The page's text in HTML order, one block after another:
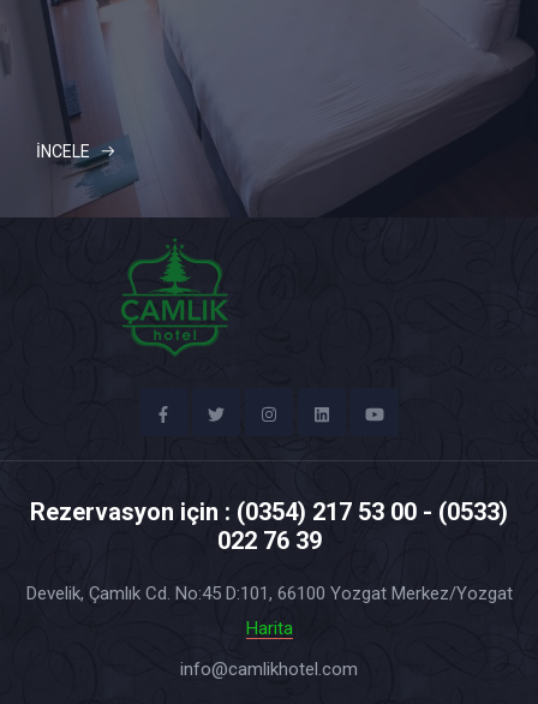
İNCELE
Rezervasyon için : (0354) 217 53 00 - (0533)
022 76 39
Develik, Çamlık Cd. No:45 D:101, 66100 Yozgat Merkez/Yozgat
Harita
info@camlikhotel.com